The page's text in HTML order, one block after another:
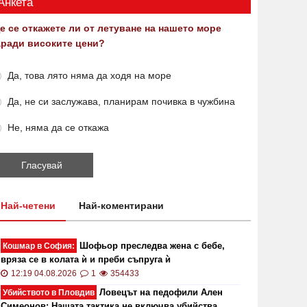
се откажете ли от летуване на нашето море
високите цени?
Да, това лято няма да ходя на море
Да, не си заслужава, планирам почивка в чужбина
Не, няма да се откажа
Най-четени Най-коментирани
Кошмар в София:
Шофьор преследва жена с бебе,
вряза се в колата ѝ и преби съпруга ѝ
12:19 04.08.2026 1
354433
Убийството в Пловдив Ловецът на педофили Ален